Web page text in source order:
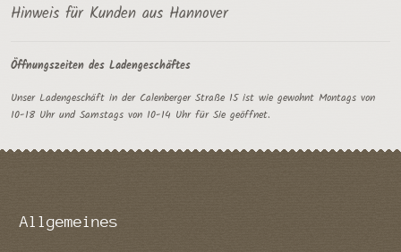
Hinweis für Kunden aus Hannover
Öffnungszeiten des Ladengeschäftes
Unser Ladengeschäft in der Calenberger Straße 15 ist wie gewohnt Montags von
10-18 Uhr und Samstags von 10-14 Uhr für Sie geöffnet.
Allgemeines